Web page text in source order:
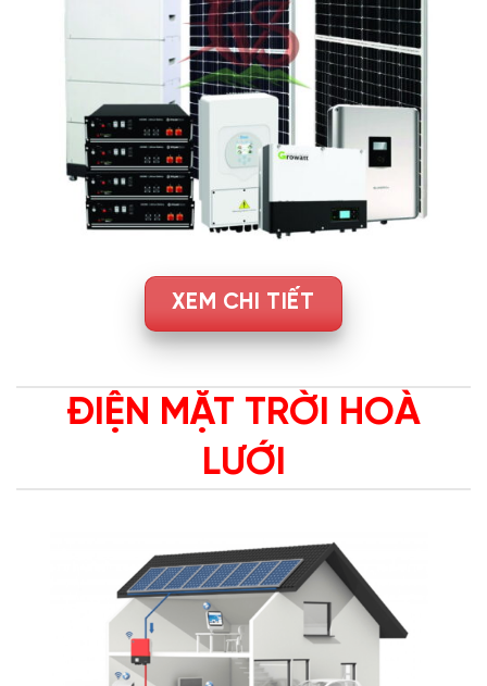
XEM CHI TIẾT
ĐIỆN MẶT TRỜI HOÀ
LƯỚI